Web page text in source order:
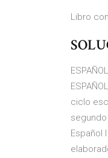
Libro
ciclo
segundo
Español